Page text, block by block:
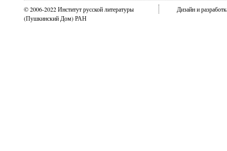
© 2006-2022 Институт русской литературы
(Пушкинский Дом) РАН
Дизайн и